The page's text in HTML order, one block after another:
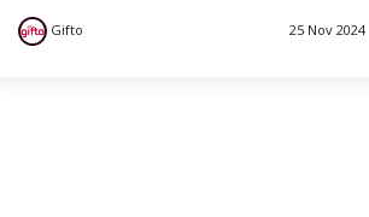
Gifto 25 Nov 2024